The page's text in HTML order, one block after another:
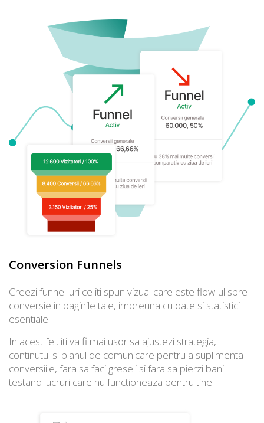
Conversion Funnels
Creezi funnel-uri ce iti spun vizual care este flow-ul spre
conversie in paginile tale, impreuna cu date si statistici
esentiale.
In acest fel, iti va fi mai usor sa ajustezi strategia,
continutul si planul de comunicare pentru a suplimenta
conversiile, fara sa faci greseli si fara sa pierzi bani
testand lucruri care nu functioneaza pentru tine.